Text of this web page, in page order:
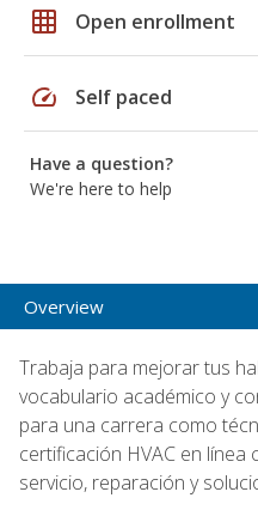
grid_on Open enrollment
speed Self paced
Have a question?
We're here to help
Overview
Trabaja para mejorar tus
vocabulario académico y
para una carrera como
certificación HVAC en
servicio, reparación y